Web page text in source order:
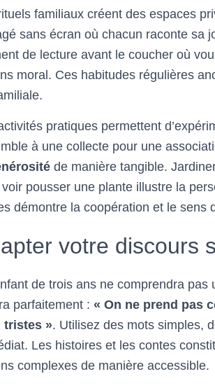
familiaux créent des espaces
sans écran où chacun raconte sa
de lecture avant le coucher où
moral. Ces habitudes régulières
pratiques permettent
à une collecte pour une
de manière tangible.
pousser une plante illustre la
démontre la coopération et le sens
votre discours
de trois ans ne comprendra pas
parfaitement : « On ne prend pas
tristes ». Utilisez des mots simples,
Les histoires et les contes
complexes de manière accessible.